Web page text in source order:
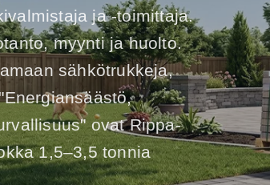
ja -toimittaja.
myynti ja huolto.
sähkötrukkeja,
ovat Rippa-
1,5–3,5 tonnia